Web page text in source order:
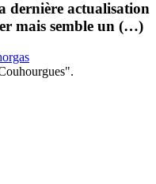
dernière actualisation
mais semble un (…)